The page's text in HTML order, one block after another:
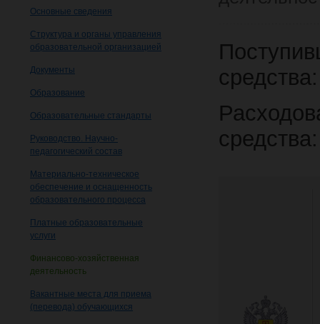
Основные сведения
Структура и органы управления
образовательной организацией
Документы
Образование
Образовательные стандарты
Руководство. Научно-
педагогический состав
Материально-техническое
обеспечение и оснащенность
образовательного процесса
Платные образовательные
услуги
Финансово-хозяйственная
деятельность
Вакантные места для приема
(перевода) обучающихся
средства:
средства: